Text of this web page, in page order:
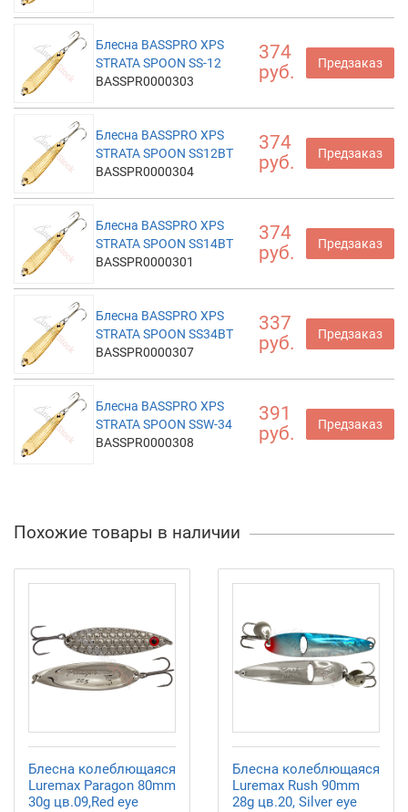
Блесна BASSPRO XPS
STRATA SPOON SS-12
BASSPR0000303
374
руб.
Предзаказ
Блесна BASSPRO XPS
STRATA SPOON SS12BT
BASSPR0000304
374
руб.
Предзаказ
Блесна BASSPRO XPS
STRATA SPOON SS14BT
BASSPR0000301
374
руб.
Предзаказ
Блесна BASSPRO XPS
STRATA SPOON SS34BT
BASSPR0000307
337
руб.
Предзаказ
Блесна BASSPRO XPS
STRATA SPOON SSW-34
BASSPR0000308
391
руб.
Предзаказ
Похожие товары в наличии
Блесна колеблющаяся
Luremax Paragon 80mm
30g цв.09,Red eye
Блесна колеблющаяся
Luremax Rush 90mm
28g цв.20, Silver eye